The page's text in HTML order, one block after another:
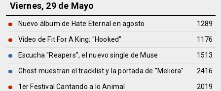
FOROS
Viernes, 29 de Mayo
Nuevo álbum de Hate Eternal en agosto
1289
Vídeo de Fit For A King: "Hooked"
1176
Escucha "Reapers", el nuevo single de Muse
1513
Ghost muestran el tracklist y la portada de "Meliora"
2416
1er Festival Cantando a lo Animal
2019